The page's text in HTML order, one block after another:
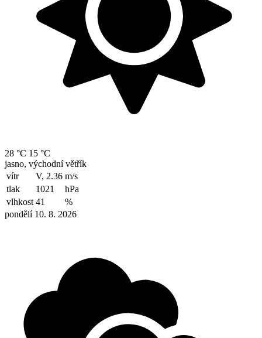
28 °C 15 °C
jasno, východní větřík
vítr
V, 2.36 m/s
tlak
1021
hPa
vlhkost 41
%
pondělí 10. 8. 2026